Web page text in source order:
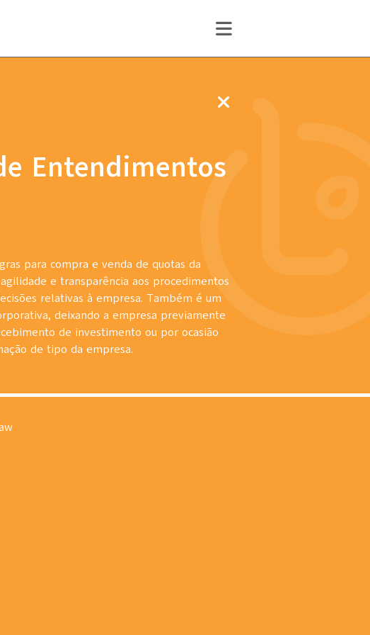
Entendimentos
para compra e venda de quotas da
e transparência aos procedimentos
relativas à empresa. Também é um
deixando a empresa previamente
de investimento ou por ocasião
de tipo da empresa.